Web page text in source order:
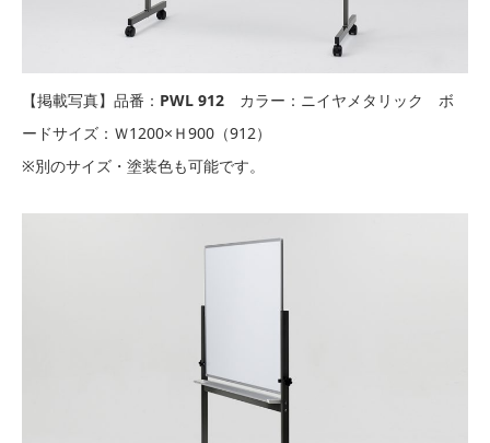
【掲載写真】品番： PWL 912 カラー：ニイヤメタリック ボ
ードサイズ：Ｗ1200×Ｈ900（912）
※別のサイズ・塗装色も可能です。